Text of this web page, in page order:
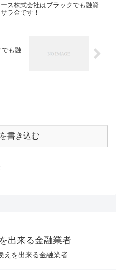
ス株式会社はブラックでも融資
ラ金です！
でも融
書き込む
出来る金融業者
えを出来る金融業者.